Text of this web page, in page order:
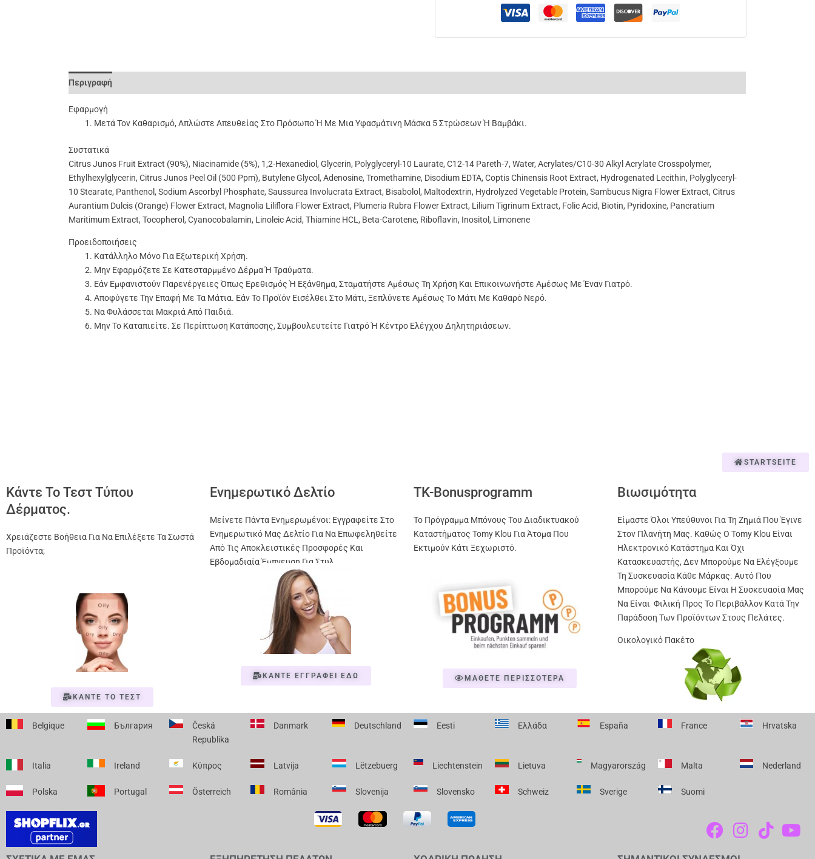
Περιγραφή
Εφαρμογή
Μετά Τον Καθαρισμό, Απλώστε Απευθείας Στο Πρόσωπο Ή Με Μια Υφασμάτινη Μάσκα 5 Στρώσεων Ή Βαμβάκι.
Συστατικά
Citrus Junos Fruit Extract (90%), Niacinamide (5%), 1,2-Hexanediol, Glycerin, Polyglyceryl-10 Laurate, C12-14 Pareth-7, Water, Acrylates/C10-30 Alkyl Acrylate Crosspolymer,
Ethylhexylglycerin, Citrus Junos Peel Oil (500 Ppm), Butylene Glycol, Adenosine, Tromethamine, Disodium EDTA, Coptis Chinensis Root Extract, Hydrogenated Lecithin, Polyglyceryl-
10 Stearate, Panthenol, Sodium Ascorbyl Phosphate, Saussurea Involucrata Extract, Bisabolol, Maltodextrin, Hydrolyzed Vegetable Protein, Sambucus Nigra Flower Extract, Citrus
Aurantium Dulcis (Orange) Flower Extract, Magnolia Liliflora Flower Extract, Plumeria Rubra Flower Extract, Lilium Tigrinum Extract, Folic Acid, Biotin, Pyridoxine, Pancratium
Maritimum Extract, Tocopherol, Cyanocobalamin, Linoleic Acid, Thiamine HCL, Beta-Carotene, Riboflavin, Inositol, Limonene
Προειδοποιήσεις
Κατάλληλο Μόνο Για Εξωτερική Χρήση.
Μην Εφαρμόζετε Σε Κατεσταρμμένο Δέρμα Ή Τραύματα.
Εάν Εμφανιστούν Παρενέργειες Όπως Ερεθισμός Ή Εξάνθημα, Σταματήστε Αμέσως Τη Χρήση Και Επικοινωνήστε Αμέσως Με Έναν Γιατρό.
Αποφύγετε Την Επαφή Με Τα Μάτια. Εάν Το Προϊόν Εισέλθει Στο Μάτι, Ξεπλύνετε Αμέσως Το Μάτι Με Καθαρό Νερό.
Να Φυλάσσεται Μακριά Από Παιδιά.
Μην Το Καταπιείτε. Σε Περίπτωση Κατάποσης, Συμβουλευτείτε Γιατρό Ή Κέντρο Ελέγχου Δηλητηριάσεων.
STARTSEITE
Κάντε Το Τεστ Τύπου
Δέρματος.
Χρειάζεστε Βοήθεια Για Να Επιλέξετε Τα Σωστά
Προϊόντα;
ΚΑΝΤΕ ΤΟ ΤΕΣΤ
Ενημερωτικό Δελτίο
Μείνετε Πάντα Ενημερωμένοι: Εγγραφείτε Στο
Ενημερωτικό Μας Δελτίο Για Να Επωφεληθείτε
Από Τις Αποκλειστικές Προσφορές Και
Εβδομαδιαία Έμπνευση Για Στυλ
ΚΑΝΤΕ ΕΓΓΡΑΦΕΙ ΕΔΩ
TK-Bonusprogramm
Το Πρόγραμμα Μπόνους Του Διαδικτυακού
Καταστήματος Tomy Klou Για Άτομα Που
Εκτιμούν Κάτι Ξεχωριστό.
ΜΑΘΕΤΕ ΠΕΡΙΣΣΟΤΕΡΑ
Βιωσιμότητα
Είμαστε Όλοι Υπεύθυνοι Για Τη Ζημιά Που Έγινε
Στον Πλανήτη Μας. Καθώς Ο Tomy Klou Είναι
Ηλεκτρονικό Κατάστημα Και Όχι
Κατασκευαστής, Δεν Μπορούμε Να Ελέγξουμε
Τη Συσκευασία Κάθε Μάρκας. Αυτό Που
Μπορούμε Να Κάνουμε Είναι Η Συσκευασία Μας
Να Είναι Φιλική Προς Το Περιβάλλον Κατά Την
Παράδοση Των Προϊόντων Στους Πελάτες.
Οικολογικό Πακέτο
Belgique България
Česká
Republika
Danmark Deutschland Eesti Ελλάδα España France Hrvatska
Italia Ireland Κύπρος Latvija Lëtzebuerg Liechtenstein Lietuva Magyarország Malta Nederland
Polska Portugal Österreich România Slovenija Slovensko Schweiz Sverige Suomi
F
A
I
N
T
I
Y
O